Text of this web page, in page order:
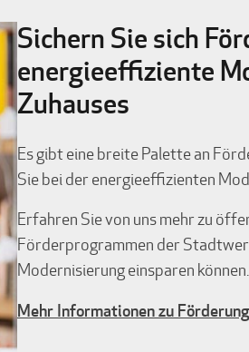
Sichern Sie sich
energieeffiziente
Zuhauses
Es gibt eine breite Palette an
Sie bei der energieeffizienten
Erfahren Sie von uns mehr zu
Förderprogrammen der
Modernisierung einsparen können.
Mehr Informationen zu